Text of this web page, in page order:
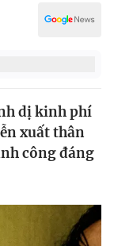
dị kinh phí
xuất thân
công đáng